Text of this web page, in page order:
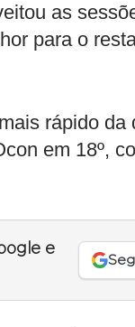
as
para o
rápido da
em 18º,
e